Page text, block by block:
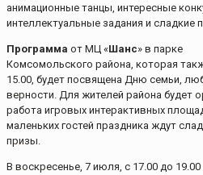
анимационные танцы, интересные
интеллектуальные задания и сладкие
Программа от МЦ «Шанс» в парке
Комсомольского района, которая
15.00, будет посвящена Дню семьи,
верности. Для жителей района будет
работа игровых интерактивных
маленьких гостей праздника ждут
призы.
В воскресенье, 7 июля, с 17.00 до